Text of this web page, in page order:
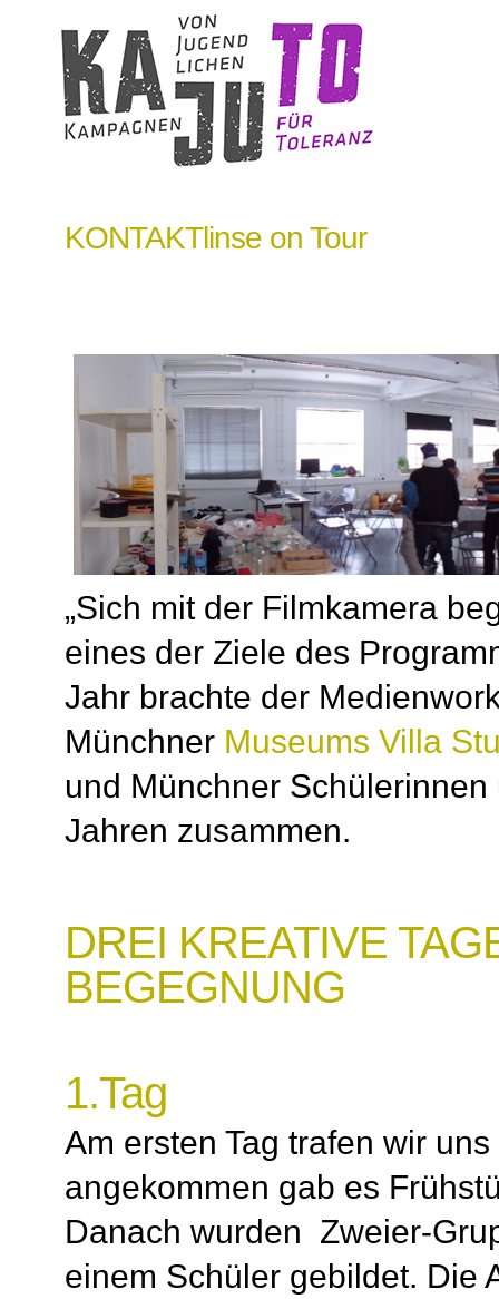
KONTAKTlinse on Tour
„Sich mit der Filmkamera
eines der Ziele des
Jahr brachte der
Münchner Museums Villa
und Münchner
Jahren zusammen.
DREI KREATIVE
BEGEGNUNG
1.Tag
Am ersten Tag trafen wir
angekommen gab es
Danach wurden Zweier-
einem Schüler gebildet. Die